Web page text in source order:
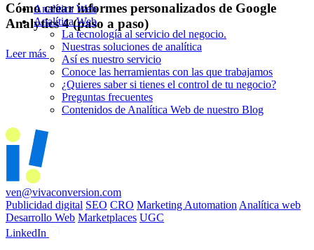
Cómo crear informes personalizados de Google
Analytics 4 (paso a paso)
Leer más
Analítica Web
Analítica Web
La tecnología al servicio del negocio.
Nuestras soluciones de analítica
Así es nuestro servicio
Conoce las herramientas con las que trabajamos
¿Quieres saber si tienes el control de tu negocio?
Preguntas frecuentes
Contenidos de Analítica Web de nuestro Blog
ven@vivaconversion.com
Publicidad digital SEO CRO Marketing Automation Analítica web
Desarrollo Web Marketplaces UGC
LinkedIn